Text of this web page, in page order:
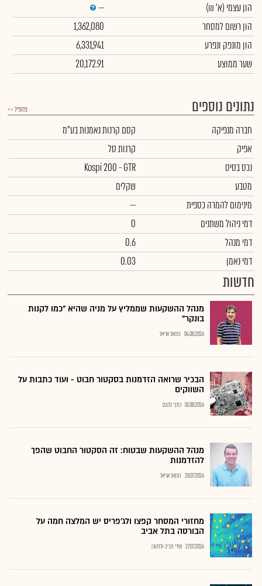
הון עצמי (א' ₪)
--
הון רשום למסחר
1,362,080
הון מונפק ונפרע
6,331,941
שער ממוצע
20,172.91
נתונים נוספים פרופיל >>
חברה מנפיקה
קסם קרנות נאמנות בע"מ
אפיק
קרנות סל
נכס בסיס
Kospi 200 - GTR
מטבע
שקלים
מינימום להמרה כספית
--
דמי ניהול משתנים
0
דמי מנהל
0.6
דמי נאמן
0.03
חדשות
מנהל ההשקעות שממליץ על מניה שהיא "כמו לקנות
בונקר"
04.08.2026 נתנאל אריאל
הבכיר שרואה הזדמנות בסקטור חבוט - ועוד כתבות על
השווקים
01.08.2026 כתבי גלובס
מנהל ההשקעות שבטוח: זה הסקטור החבוט שהפך
להזדמנות
28.07.2026 נתנאל אריאל
מחזורי המסחר קפצו ולג'פריס יש המלצה חמה על
הבורסה בתל אביב
27.07.2026 שירי חביב-ולדהורן